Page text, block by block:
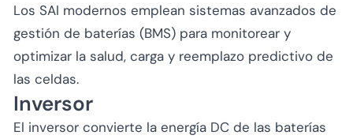
Los SAI modernos emplean sistemas avanzados de
gestión de baterías (BMS) para monitorear y
optimizar la salud, carga y reemplazo predictivo de
las celdas.
Inversor
El inversor convierte la energía DC de las baterías